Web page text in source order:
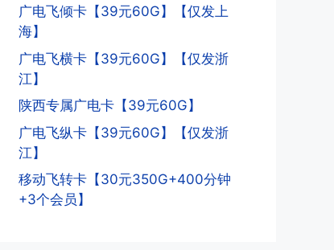
广电飞倾卡【39元60G】【仅发上
海】
广电飞横卡【39元60G】【仅发浙
江】
陕西专属广电卡【39元60G】
广电飞纵卡【39元60G】【仅发浙
江】
移动飞转卡【30元350G+400分钟
+3个会员】